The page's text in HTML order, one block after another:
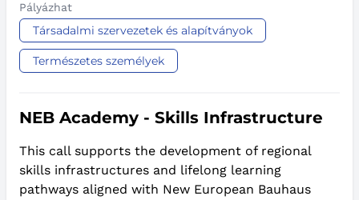
Pályázhat
Társadalmi szervezetek és alapítványok
Természetes személyek
NEB Academy - Skills Infrastructure
This call supports the development of regional
skills infrastructures and lifelong learning
pathways aligned with New European Bauhaus